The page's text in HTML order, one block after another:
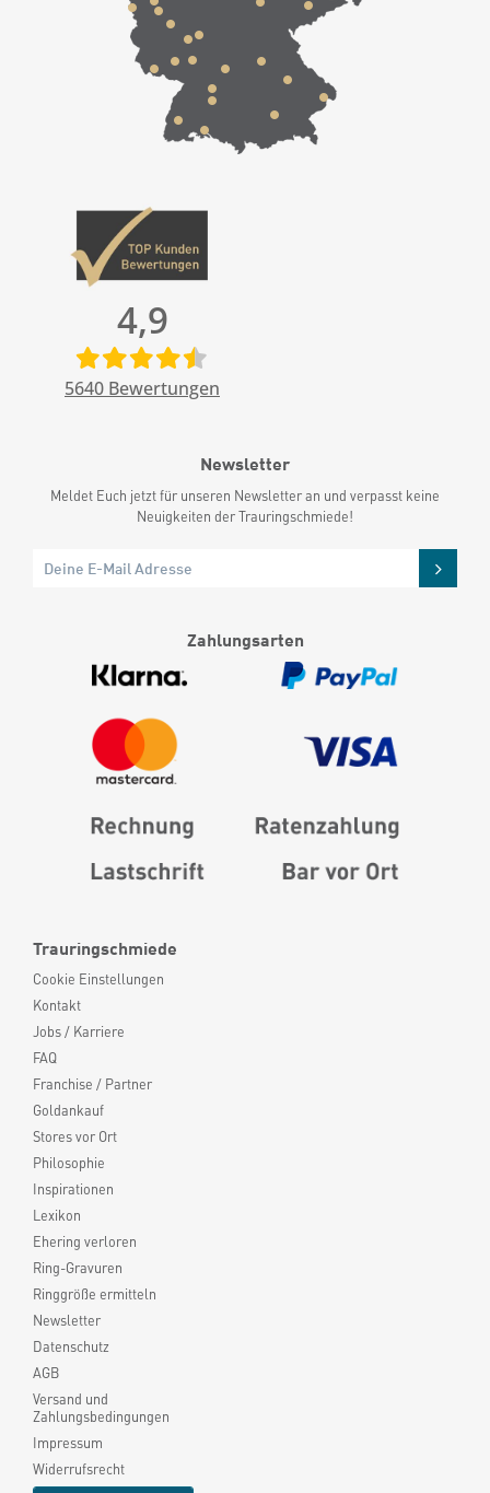
Trauringschmiede
Cookie Einstellungen
Kontakt
Jobs / Karriere
FAQ
Franchise / Partner
Goldankauf
Stores vor Ort
Philosophie
Inspirationen
Lexikon
Ehering verloren
Ring-Gravuren
Ringgröße ermitteln
Newsletter
Datenschutz
AGB
Versand und
Zahlungsbedingungen
Impressum
Widerrufsrecht
4,9
5640 Bewertungen
Newsletter
Meldet Euch jetzt für unseren Newsletter an und verpasst keine
Neuigkeiten der Trauringschmiede!
Zahlungsarten